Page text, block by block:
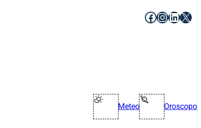
Facebook
X
Meteo Oroscopo